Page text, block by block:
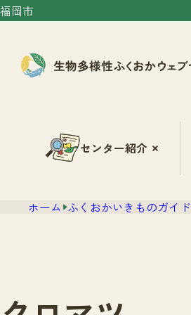
福岡市
センター紹介
ホーム ふくおかいきものガイド